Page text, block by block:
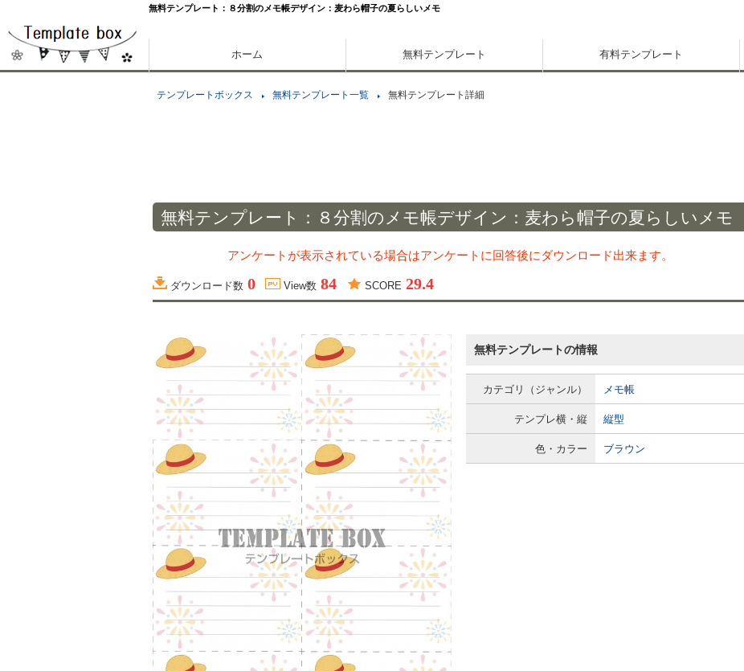
無料テンプレート：８分割のメモ帳デザイン：麦わら帽子の夏らしいメモ
ホーム 無料テンプレート 有料テンプレート
テンプレートボックス 無料テンプレート一覧 無料テンプレート詳細
無料テンプレート：８分割のメモ帳デザイン：麦わら帽子の夏らしいメモ
アンケートが表示されている場合はアンケートに回答後にダウンロード出来ます。
ダウンロード数 0 View数 84 SCORE 29.4
無料テンプレートの情報
カテゴリ（ジャンル） メモ帳
テンプレ横・縦 縦型
色・カラー ブラウン